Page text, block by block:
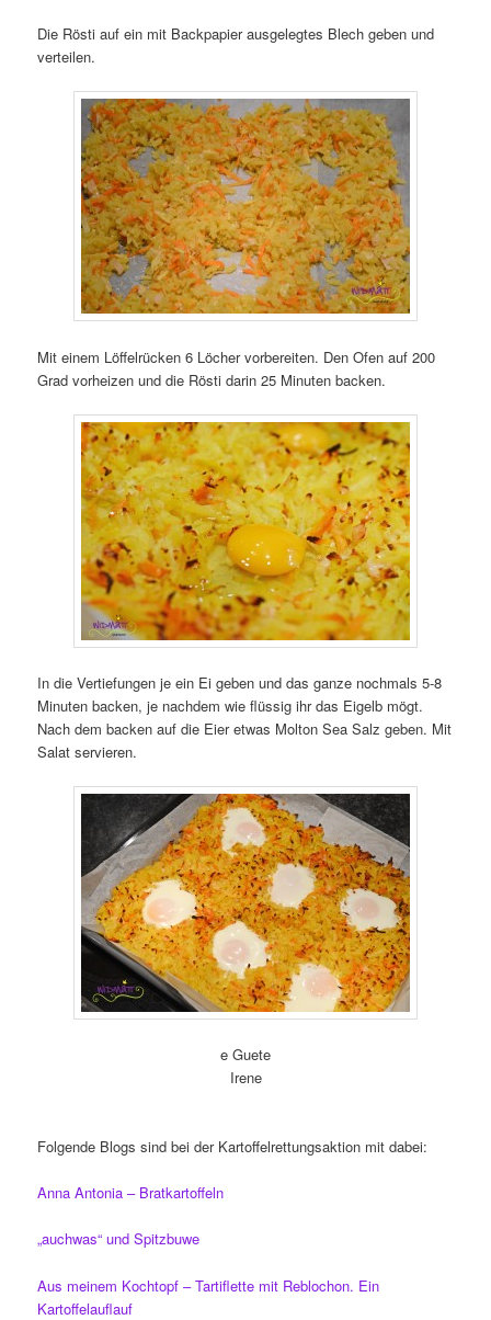
Die Rösti auf ein mit Backpapier ausgelegtes Blech geben und
verteilen.
Mit einem Löffelrücken 6 Löcher vorbereiten. Den Ofen auf 200
Grad vorheizen und die Rösti darin 25 Minuten backen.
In die Vertiefungen je ein Ei geben und das ganze nochmals 5-8
Minuten backen, je nachdem wie flüssig ihr das Eigelb mögt.
Nach dem backen auf die Eier etwas Molton Sea Salz geben. Mit
Salat servieren.
e Guete
Irene
Folgende Blogs sind bei der Kartoffelrettungsaktion mit dabei:
Anna Antonia – Bratkartoffeln
„auchwas“ und Spitzbuwe
Aus meinem Kochtopf – Tartiflette mit Reblochon. Ein
Kartoffelauflauf